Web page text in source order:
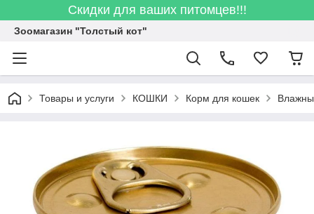
Скидки для ваших питомцев!!!
Зоомагазин "Толстый кот"
Товары и услуги КОШКИ Корм для кошек